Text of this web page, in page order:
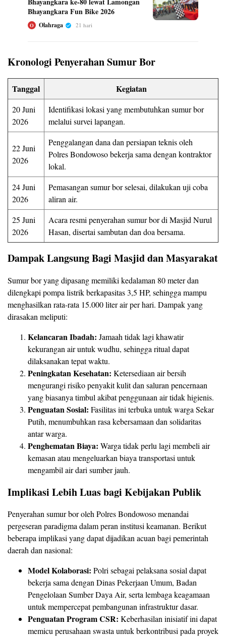
Bhayangkara Fun Bike 2026
O Olahraga 21 hari
Kronologi Penyerahan Sumur Bor
Tanggal Kegiatan
20 Juni
2026
Identifikasi lokasi yang membutuhkan sumur bor
melalui survei lapangan.
22 Juni
2026
Penggalangan dana dan persiapan teknis oleh
Polres Bondowoso bekerja sama dengan kontraktor
lokal.
24 Juni
2026
Pemasangan sumur bor selesai, dilakukan uji coba
aliran air.
25 Juni
2026
Acara resmi penyerahan sumur bor di Masjid Nurul
Hasan, disertai sambutan dan doa bersama.
Dampak Langsung Bagi Masjid dan Masyarakat
Sumur bor yang dipasang memiliki kedalaman 80 meter dan
dilengkapi pompa listrik berkapasitas 3,5 HP, sehingga mampu
menghasilkan rata-rata 15.000 liter air per hari. Dampak yang
dirasakan meliputi:
Kelancaran Ibadah: Jamaah tidak lagi khawatir
kekurangan air untuk wudhu, sehingga ritual dapat
dilaksanakan tepat waktu.
Peningkatan Kesehatan: Ketersediaan air bersih
mengurangi risiko penyakit kulit dan saluran pencernaan
yang biasanya timbul akibat penggunaan air tidak higienis.
Penguatan Sosial: Fasilitas ini terbuka untuk warga Sekar
Putih, menumbuhkan rasa kebersamaan dan solidaritas
antar warga.
Penghematan Biaya: Warga tidak perlu lagi membeli air
kemasan atau mengeluarkan biaya transportasi untuk
mengambil air dari sumber jauh.
Implikasi Lebih Luas bagi Kebijakan Publik
Penyerahan sumur bor oleh Polres Bondowoso menandai
pergeseran paradigma dalam peran institusi keamanan. Berikut
beberapa implikasi yang dapat dijadikan acuan bagi pemerintah
daerah dan nasional:
Model Kolaborasi: Polri sebagai pelaksana sosial dapat
bekerja sama dengan Dinas Pekerjaan Umum, Badan
Pengelolaan Sumber Daya Air, serta lembaga keagamaan
untuk mempercepat pembangunan infrastruktur dasar.
Penguatan Program CSR: Keberhasilan inisiatif ini dapat
memicu perusahaan swasta untuk berkontribusi pada proyek